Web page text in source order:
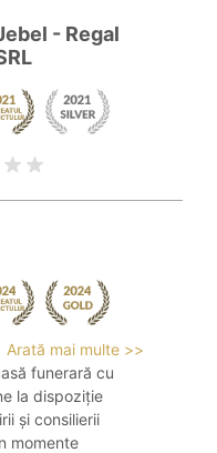
- Regal
Arată mai multe >>
funerară cu
la dispoziție
și consilierii
momente